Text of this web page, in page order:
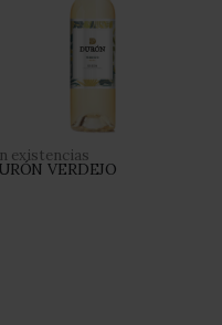
existencias
VERDEJO